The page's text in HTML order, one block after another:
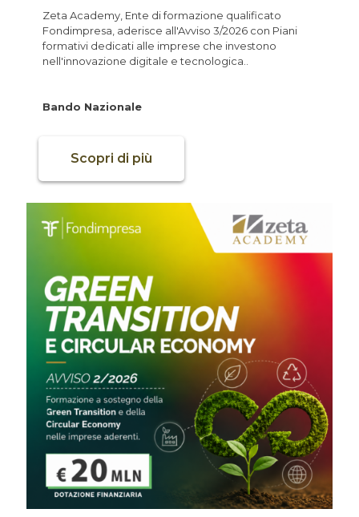
Zeta Academy, Ente di formazione qualificato
Fondimpresa, aderisce all'Avviso 3/2026 con Piani
formativi dedicati alle imprese che investono
nell'innovazione digitale e tecnologica..
Bando Nazionale
Scopri di più